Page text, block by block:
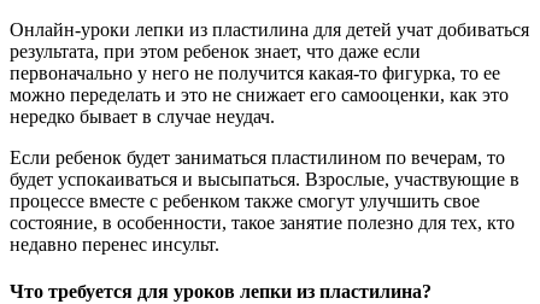
Онлайн-уроки лепки из пластилина для детей учат добиваться
результата, при этом ребенок знает, что даже если
первоначально у него не получится какая-то фигурка, то ее
можно переделать и это не снижает его самооценки, как это
нередко бывает в случае неудач.
Если ребенок будет заниматься пластилином по вечерам, то
будет успокаиваться и высыпаться. Взрослые, участвующие в
процессе вместе с ребенком также смогут улучшить свое
состояние, в особенности, такое занятие полезно для тех, кто
недавно перенес инсульт.
Что требуется для уроков лепки из пластилина?